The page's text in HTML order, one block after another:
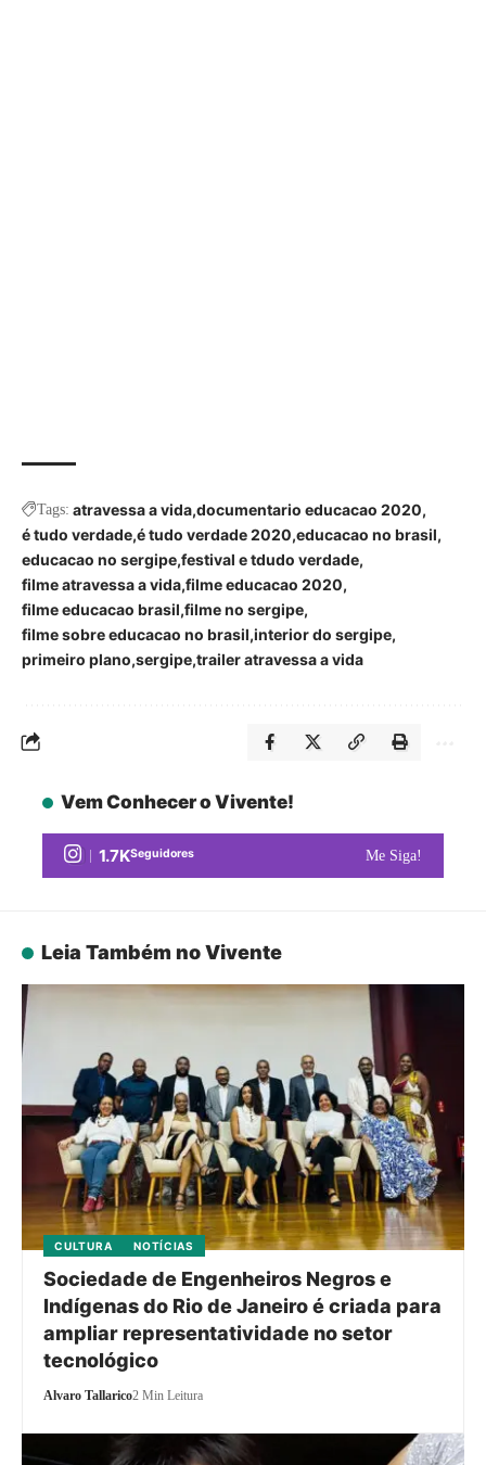
Tags: atravessa a vida documentario educacao 2020
é tudo verdade é tudo verdade 2020 educacao no brasil
educacao no sergipe festival e tdudo verdade
filme atravessa a vida filme educacao 2020
filme educacao brasil filme no sergipe
filme sobre educacao no brasil interior do sergipe
primeiro plano sergipe trailer atravessa a vida
Vem Conhecer o Vivente!
1.7KSeguidores Me Siga!
Leia Também no Vivente
CULTURA NOTÍCIAS
Sociedade de Engenheiros Negros e
Indígenas do Rio de Janeiro é criada para
ampliar representatividade no setor
tecnológico
Alvaro Tallarico2 Min Leitura